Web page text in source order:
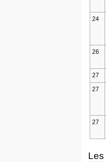
24
26
27
27
27
Les